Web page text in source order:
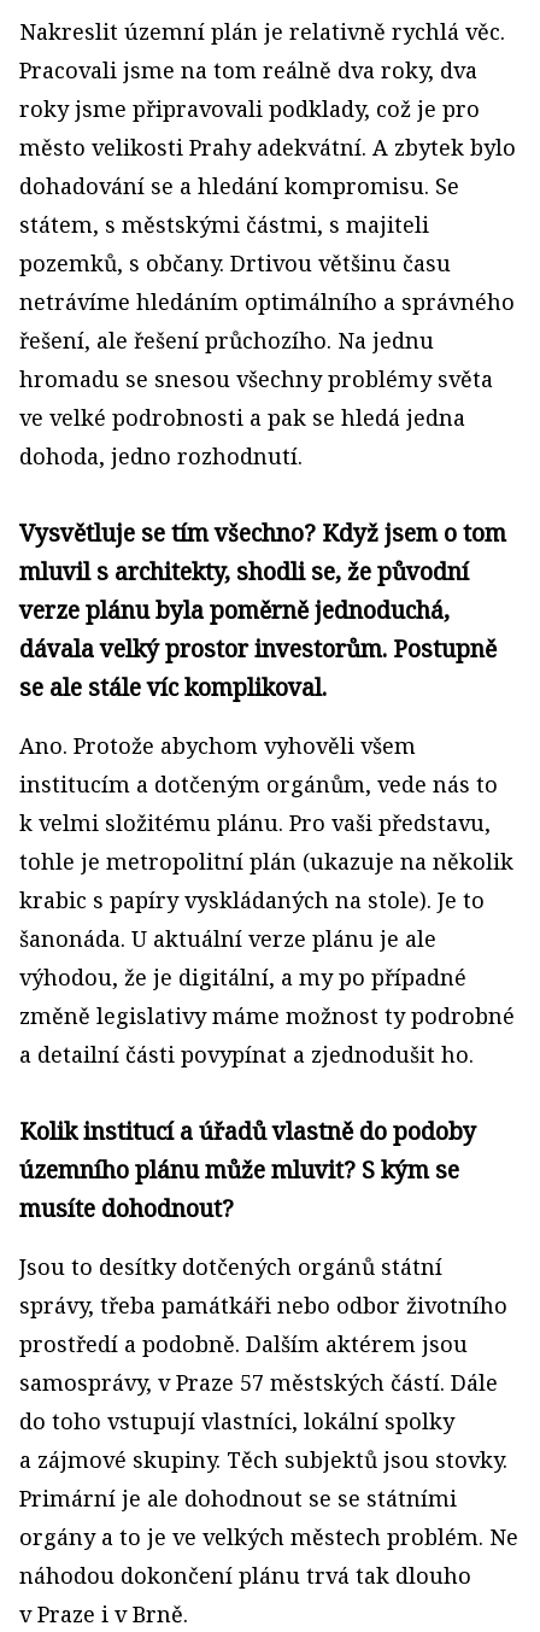
Nakreslit územní plán je relativně rychlá věc.
Pracovali jsme na tom reálně dva roky, dva
roky jsme připravovali podklady, což je pro
město velikosti Prahy adekvátní. A zbytek bylo
dohadování se a hledání kompromisu. Se
státem, s městskými částmi, s majiteli
pozemků, s občany. Drtivou většinu času
netrávíme hledáním optimálního a správného
řešení, ale řešení průchozího. Na jednu
hromadu se snesou všechny problémy světa
ve velké podrobnosti a pak se hledá jedna
dohoda, jedno rozhodnutí.
Vysvětluje se tím všechno? Když jsem o tom
mluvil s architekty, shodli se, že původní
verze plánu byla poměrně jednoduchá,
dávala velký prostor investorům. Postupně
se ale stále víc komplikoval.
Ano. Protože abychom vyhověli všem
institucím a dotčeným orgánům, vede nás to
k velmi složitému plánu. Pro vaši představu,
tohle je metropolitní plán (ukazuje na několik
krabic s papíry vyskládaných na stole). Je to
šanonáda. U aktuální verze plánu je ale
výhodou, že je digitální, a my po případné
změně legislativy máme možnost ty podrobné
a detailní části povypínat a zjednodušit ho.
Kolik institucí a úřadů vlastně do podoby
územního plánu může mluvit? S kým se
musíte dohodnout?
Jsou to desítky dotčených orgánů státní
správy, třeba památkáři nebo odbor životního
prostředí a podobně. Dalším aktérem jsou
samosprávy, v Praze 57 městských částí. Dále
do toho vstupují vlastníci, lokální spolky
a zájmové skupiny. Těch subjektů jsou stovky.
Primární je ale dohodnout se se státními
orgány a to je ve velkých městech problém. Ne
náhodou dokončení plánu trvá tak dlouho
v Praze i v Brně.